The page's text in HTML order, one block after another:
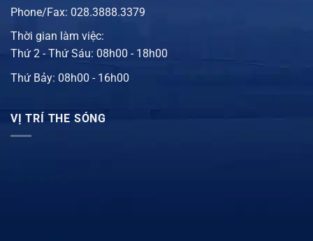
Phone/Fax: 028.3888.3379
Thời gian làm việc:
Thứ 2 - Thứ Sáu: 08h00 - 18h00
Thứ Bảy: 08h00 - 16h00
VỊ TRÍ THE SÓNG